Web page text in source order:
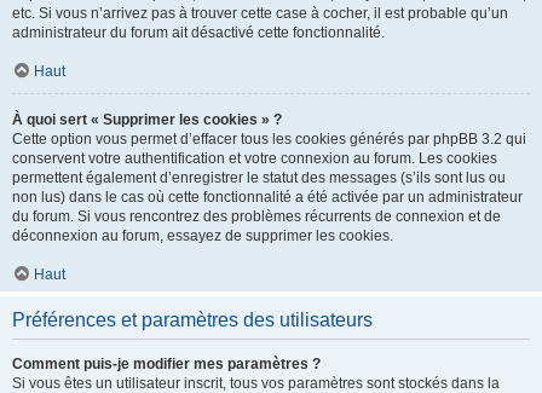
etc. Si vous n’arrivez pas à trouver cette case à cocher, il est probable qu’un
administrateur du forum ait désactivé cette fonctionnalité.
Haut
À quoi sert « Supprimer les cookies » ?
Cette option vous permet d’effacer tous les cookies générés par phpBB 3.2 qui
conservent votre authentification et votre connexion au forum. Les cookies
permettent également d’enregistrer le statut des messages (s’ils sont lus ou
non lus) dans le cas où cette fonctionnalité a été activée par un administrateur
du forum. Si vous rencontrez des problèmes récurrents de connexion et de
déconnexion au forum, essayez de supprimer les cookies.
Haut
Préférences et paramètres des utilisateurs
Comment puis-je modifier mes paramètres ?
Si vous êtes un utilisateur inscrit, tous vos paramètres sont stockés dans la